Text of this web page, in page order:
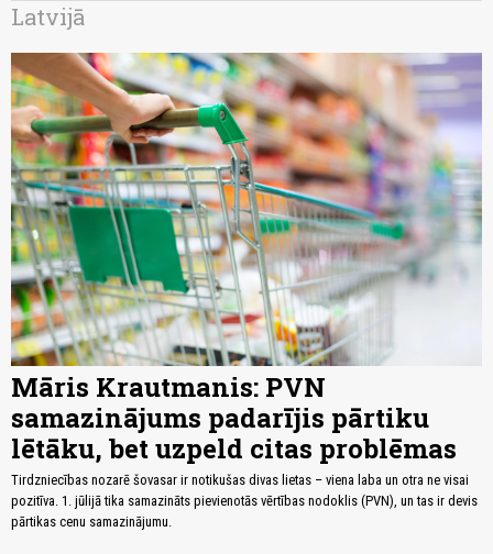
Latvijā
Māris Krautmanis: PVN
samazinājums padarījis pārtiku
lētāku, bet uzpeld citas problēmas
Tirdzniecības nozarē šovasar ir notikušas divas lietas – viena laba un otra ne visai
pozitīva. 1. jūlijā tika samazināts pievienotās vērtības nodoklis (PVN), un tas ir devis
pārtikas cenu samazinājumu.